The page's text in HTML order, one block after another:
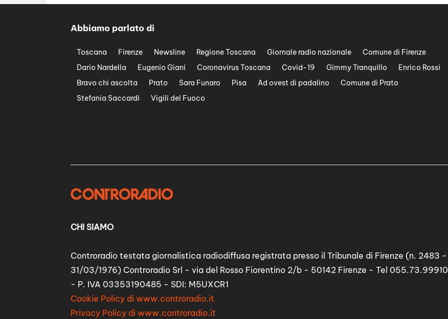
Abbiamo parlato di
Toscana Firenze Newsline Regione Toscana Giornale radio nazionale
Comune di Firenze
Dario Nardella
Eugenio Giani Coronavirus Toscana Covid-19 Gimmy Tranquillo
Enrico Rossi
Bravo chi ascolta
Prato Sara Funaro Pisa Ad ovest di padalino
Comune di Prato
Stefania Saccardi
Vigili del Fuoco
CHI SIAMO
Controradio testata giornalistica radiodiffusa registrata presso il Tribunale di Firenze (n. 2483 -
31/03/1976) Controradio Srl - via del Rosso Fiorentino 2/b - 50142 Firenze - Tel 055.73.99910
- P. IVA 03353190485 - SDI: M5UXCR1
Cookie Policy di www.controradio.it
Privacy Policy di www.controradio.it